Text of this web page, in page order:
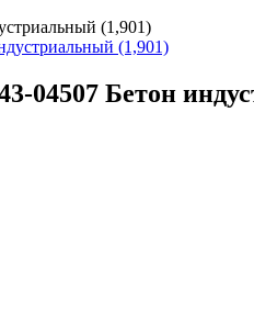
(1,901)
04507 Бетон